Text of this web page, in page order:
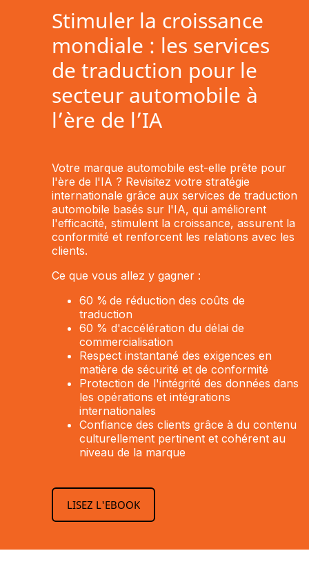
Stimuler la croissance
mondiale : les services
de traduction pour le
secteur automobile à
l’ère de l’IA
Votre marque automobile est-elle prête pour
l'ère de l'IA ? Revisitez votre stratégie
internationale grâce aux services de traduction
automobile basés sur l'IA, qui améliorent
l'efficacité, stimulent la croissance, assurent la
conformité et renforcent les relations avec les
clients.
Ce que vous allez y gagner :
60 % de réduction des coûts de
traduction
60 % d'accélération du délai de
commercialisation
Respect instantané des exigences en
matière de sécurité et de conformité
Protection de l'intégrité des données dans
les opérations et intégrations
internationales
Confiance des clients grâce à du contenu
culturellement pertinent et cohérent au
niveau de la marque
LISEZ L'EBOOK